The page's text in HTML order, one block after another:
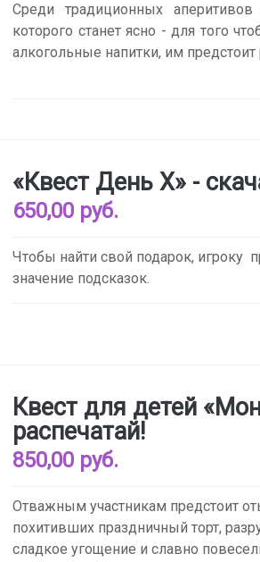
Среди традиционных
которого станет ясно - для того
алкогольные напитки, им
«Квест День Х» -
650,00 руб.
Чтобы найти свой подарок, игроку
значение подсказок.
Квест для детей
распечатай!
850,00 руб.
Отважным участникам предстоит
похитивших праздничный торт,
сладкое угощение и славно